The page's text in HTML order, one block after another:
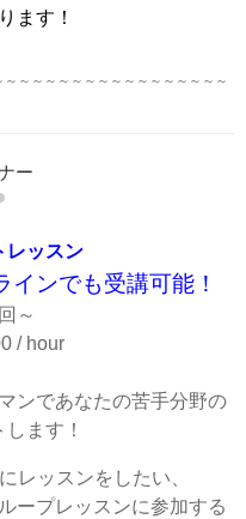
ます！
～～～～～～～～～～～～～～～～
ッスン
インでも受講可能！
～
/ hour
ンであなたの苦手分野の
ます！
レッスンをしたい、
ープレッスンに参加する